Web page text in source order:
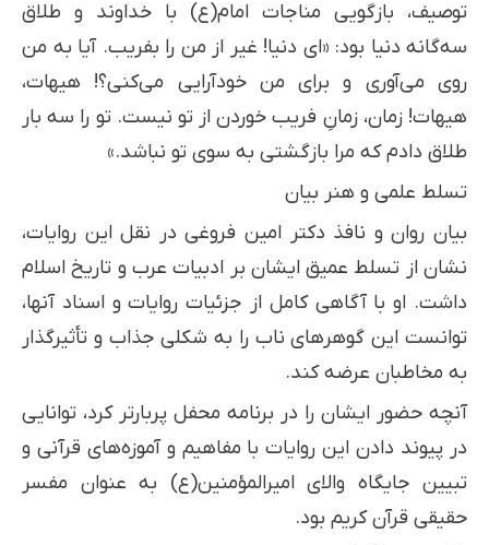
توصیف، بازگویی مناجات امام(ع) با خداوند و طلاق
سه‌گانه دنیا بود: «اى دنیا! غیر از من را بفریب. آیا به من
روى مى‌آورى و براى من خودآرایى مى‌کنى؟! هیهات،
هیهات! زمان، زمانِ فریب خوردن از تو نیست. تو را سه بار
طلاق دادم که مرا بازگشتى به سوى تو نباشد.»
تسلط علمی و هنر بیان
بیان روان و نافذ دکتر امین فروغی در نقل این روایات،
نشان از تسلط عمیق ایشان بر ادبیات عرب و تاریخ اسلام
داشت. او با آگاهی کامل از جزئیات روایات و اسناد آنها،
توانست این گوهرهای ناب را به شکلی جذاب و تأثیرگذار
به مخاطبان عرضه کند.
آنچه حضور ایشان را در برنامه محفل پربارتر کرد، توانایی
در پیوند دادن این روایات با مفاهیم و آموزه‌های قرآنی و
تبیین جایگاه والای امیرالمؤمنین(ع) به عنوان مفسر
حقیقی قرآن کریم بود.